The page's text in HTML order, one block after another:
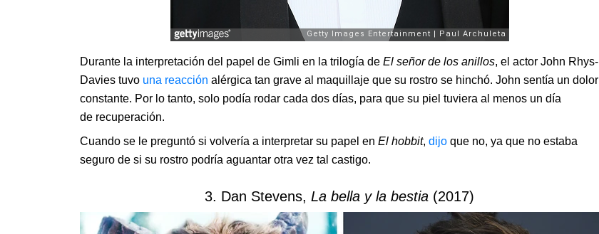
Durante la interpretación del papel de Gimli en la trilogía de El señor de los anillos, el actor John Rhys-
Davies tuvo una reacción alérgica tan grave al maquillaje que su rostro se hinchó. John sentía un dolor
constante. Por lo tanto, solo podía rodar cada dos días, para que su piel tuviera al menos un día
de recuperación.
Cuando se le preguntó si volvería a interpretar su papel en El hobbit, dijo que no, ya que no estaba
seguro de si su rostro podría aguantar otra vez tal castigo.
3. Dan Stevens, La bella y la bestia (2017)